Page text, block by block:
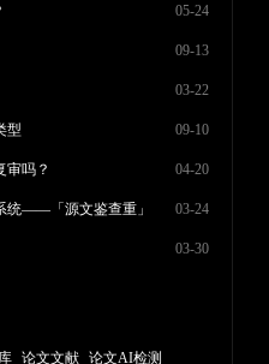
05-24
09-13
03-22
型 09-10
审吗？ 04-20
统——「源文鉴查重」 03-24
03-30
论文文献 论文AI检测